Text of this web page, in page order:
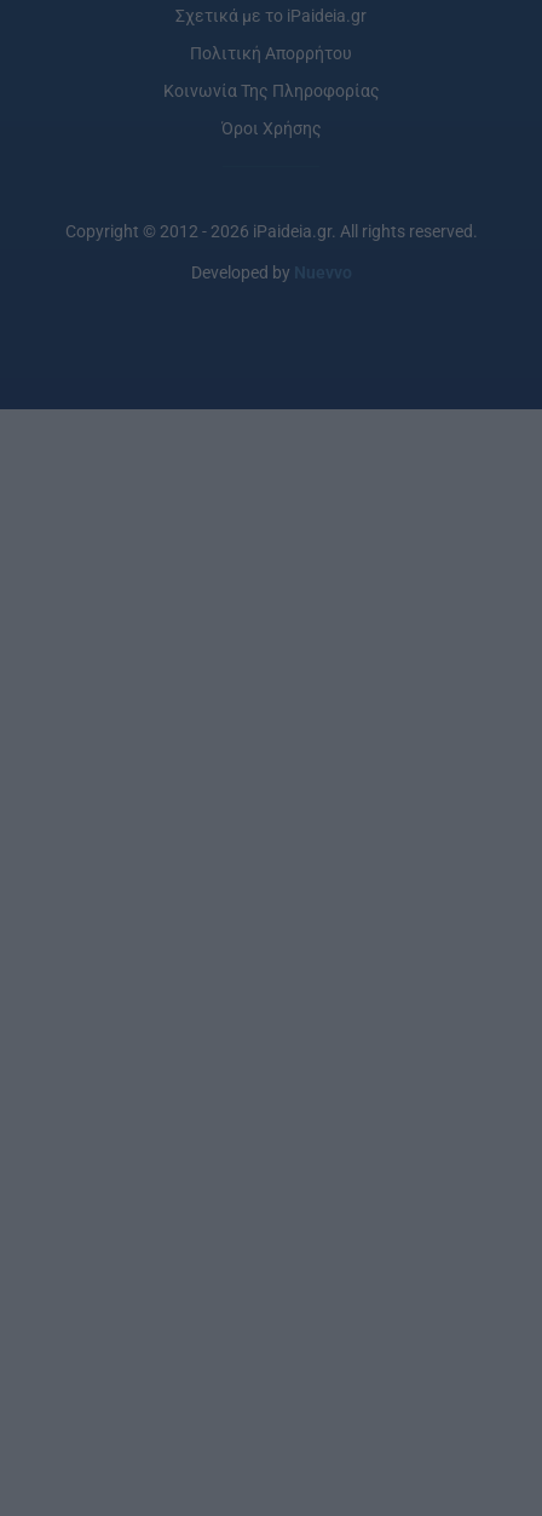
Σχετικά με το iPaideia.gr
Πολιτική Απορρήτου
Κοινωνία Της Πληροφορίας
Όροι Χρήσης
Copyright © 2012 - 2026 iPaideia.gr. All rights reserved.
Developed by